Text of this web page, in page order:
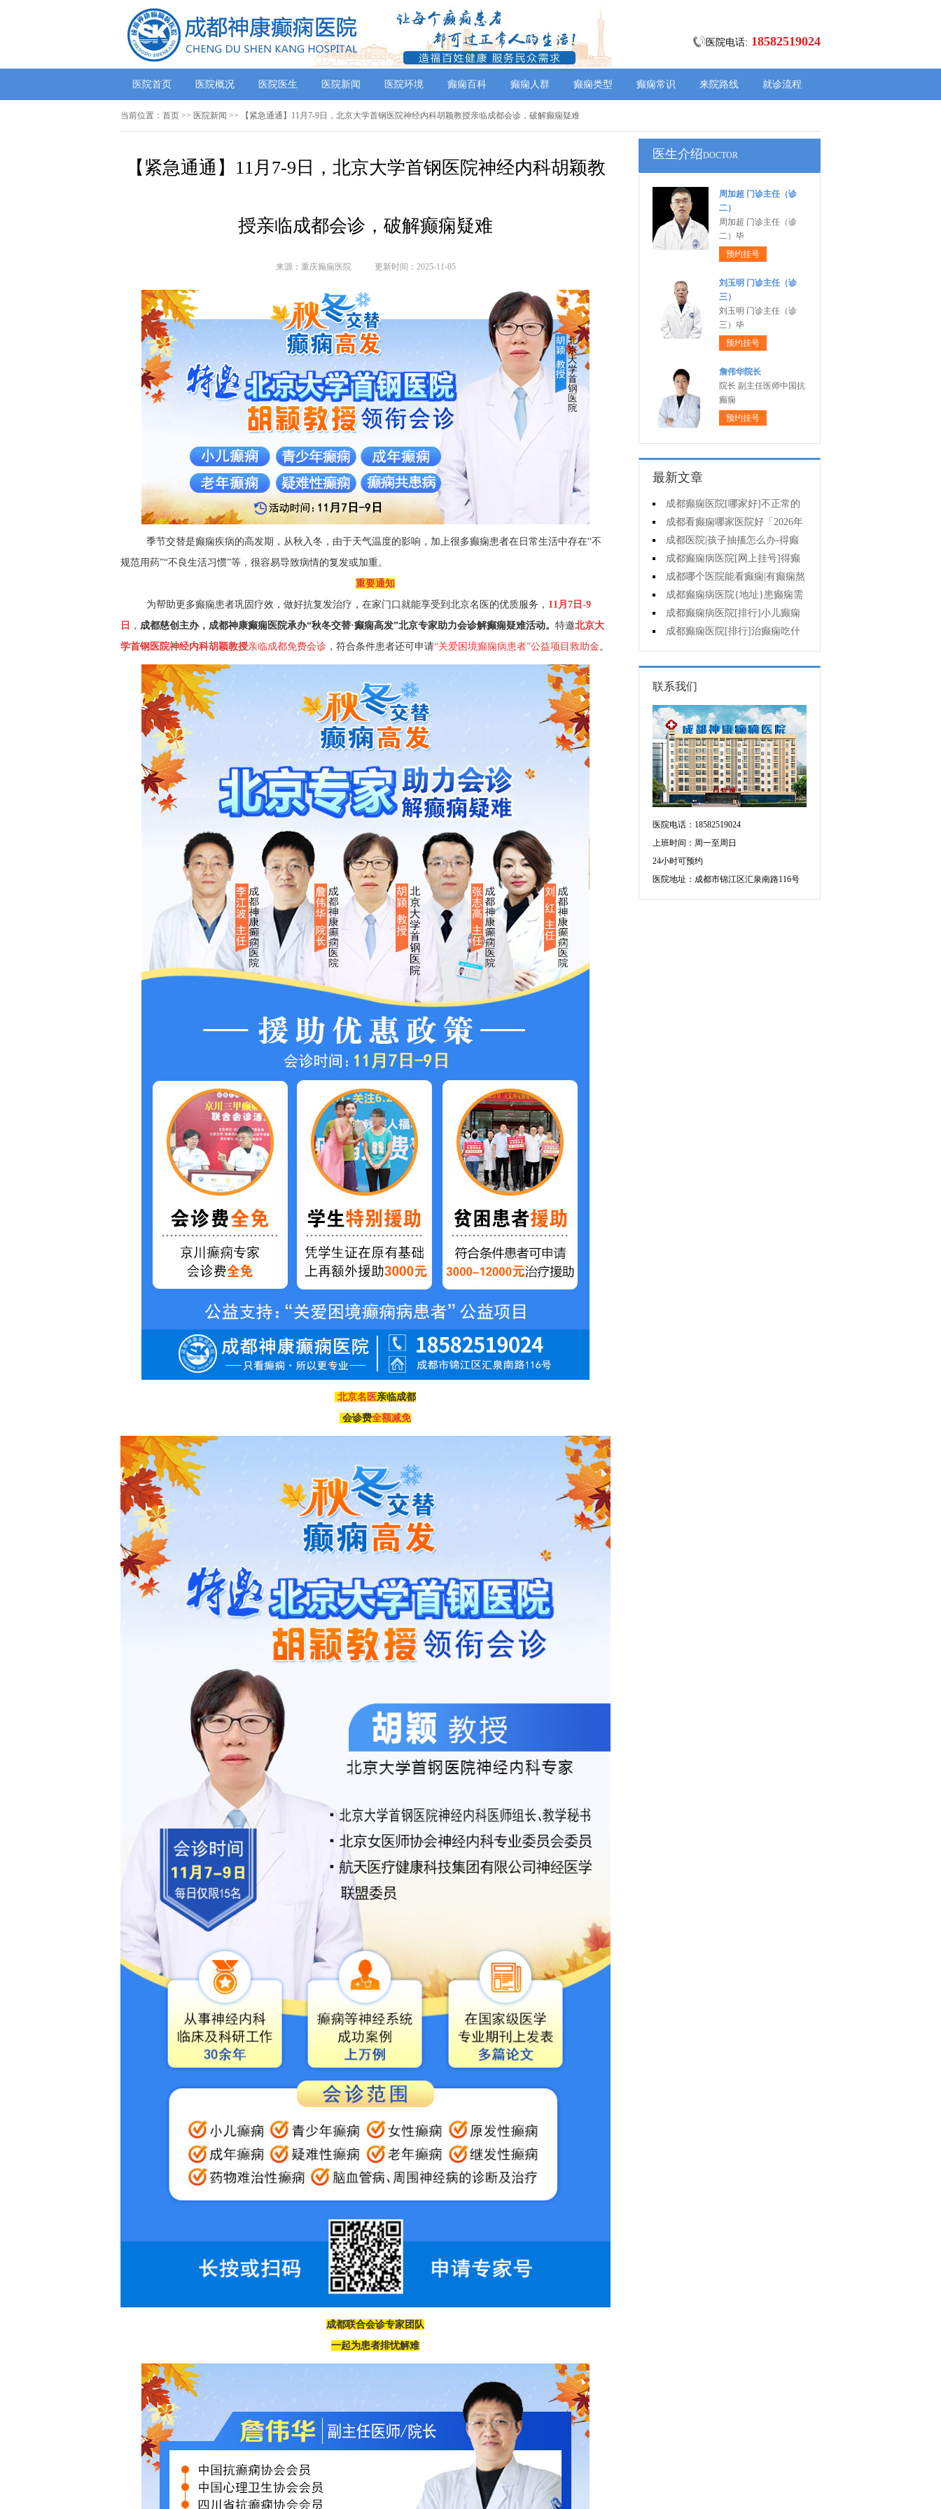
医院电话: 18582519024
医院首页 医院概况 医院医生 医院新闻 医院环境 癫痫百科 癫痫人群 癫痫类型 癫痫常识 来院路线 就诊流程
当前位置： 首页 >> 医院新闻 >> 【紧急通通】11月7-9日，北京大学首钢医院神经内科胡颖教授亲临成都会诊，破解癫痫疑难
【紧急通通】11月7-9日，北京大学首钢医院神经内科胡颖教
授亲临成都会诊，破解癫痫疑难
来源：重庆癫痫医院 更新时间：2025-11-05
季节交替是癫痫疾病的高发期，从秋入冬，由于天气温度的影响，加上很多癫痫患者在日常生活中存在“不
规范用药”“不良生活习惯”等，很容易导致病情的复发或加重。
重要通知
为帮助更多癫痫患者巩固疗效，做好抗复发治疗，在家门口就能享受到北京名医的优质服务， 11月7日-9
日 ， 成都慈创主办， 成都神康癫痫医院承办“秋冬交替·癫痫高发”北京专家助力会诊解癫痫疑难活动。 特邀北京大
学首钢医院神经内科胡颖教授亲临成都免费会诊 ，符合条件患者还可申请“关爱困境癫痫病患者”公益项目救助金。
北京名医亲临成都
会诊费全额减免
成都联合会诊专家团队
一起为患者排忧解难
医生介绍DOCTOR
周加超 门诊主任（诊
二）
周加超 门诊主任（诊
二）毕
预约挂号
刘玉明 门诊主任（诊
三）
刘玉明 门诊主任（诊
三）毕
预约挂号
詹伟华院长
院长 副主任医师中国抗
癫痫
预约挂号
最新文章
成都癫痫医院[哪家好]不正常的
脑电图意味着什么?
成都看癫痫哪家医院好「2026年
度公布」癫痫诊断是要确定病情情
况吗?
成都医院|孩子抽搐怎么办-得癫
痫后不能治疗吗?
成都癫痫病医院[网上挂号]得癫
痫会有哪些问题?
成都哪个医院能看癫痫|有癫痫熬
夜可取吗?
成都癫痫病医院{地址}患癫痫需
住院治疗吗?
成都癫痫病医院[排行]小儿癫痫
要做好哪些预防?
成都癫痫医院[排行]治癫痫吃什
么药好呢?
联系我们
医院电话：18582519024
上班时间：周一至周日
24小时可预约
医院地址：成都市锦江区汇泉南路116号